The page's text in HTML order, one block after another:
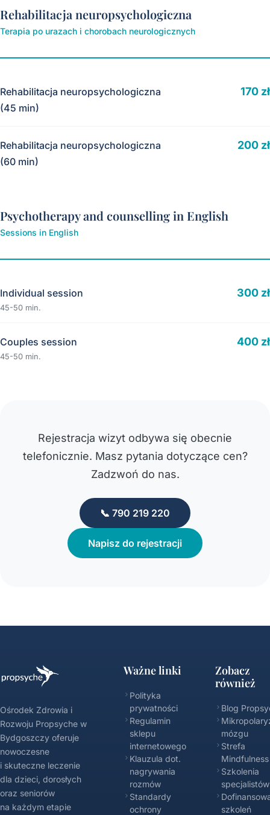
Rehabilitacja neuropsychologiczna
Terapia po urazach i chorobach neurologicznych
Rehabilitacja neuropsychologiczna
(45 min)
170 zł
Rehabilitacja neuropsychologiczna
(60 min)
200 zł
Psychotherapy and counselling in English
Sessions in English
Individual session
45-50 min.
300 zł
Couples session
45-50 min.
400 zł
Rejestracja wizyt odbywa się obecnie
telefonicznie. Masz pytania dotyczące cen?
Zadzwoń do nas.
📞 790 219 220
Napisz do rejestracji
Ośrodek Zdrowia i
Rozwoju Propsyche w
Bydgoszczy oferuje
nowoczesne
i skuteczne leczenie
dla dzieci, dorosłych
oraz seniorów
na każdym etapie
Ważne linki
Polityka
prywatności
Regulamin
sklepu
internetowego
Klauzula dot.
nagrywania
rozmów
Standardy
ochrony
Zobacz
również
Blog
mózgu
Strefa
Mindfulness
Szkolenia
specjalistów
szkoleń